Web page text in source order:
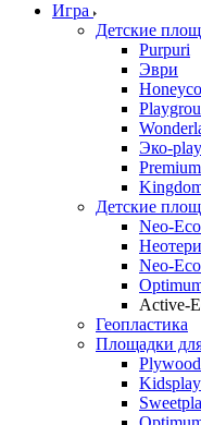
Игра
Детские
Purpuri
Эври
Эко-play
Детские
Neo-
Neo-Eco
Active-
Геопластика
Площадки для
Kidsplay